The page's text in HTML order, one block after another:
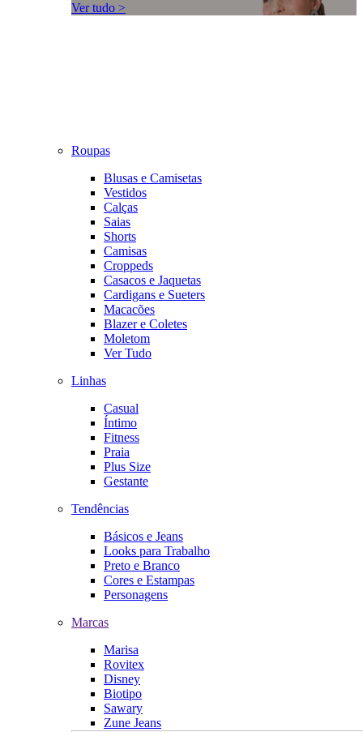
Ver tudo >
Roupas
Blusas e Camisetas
Vestidos
Calças
Saias
Shorts
Camisas
Croppeds
Casacos e Jaquetas
Cardigans e Sueters
Macacões
Blazer e Coletes
Moletom
Ver Tudo
Linhas
Casual
Íntimo
Fitness
Praia
Plus Size
Gestante
Tendências
Básicos e Jeans
Looks para Trabalho
Preto e Branco
Cores e Estampas
Personagens
Marcas
Marisa
Rovitex
Disney
Biotipo
Sawary
Zune Jeans